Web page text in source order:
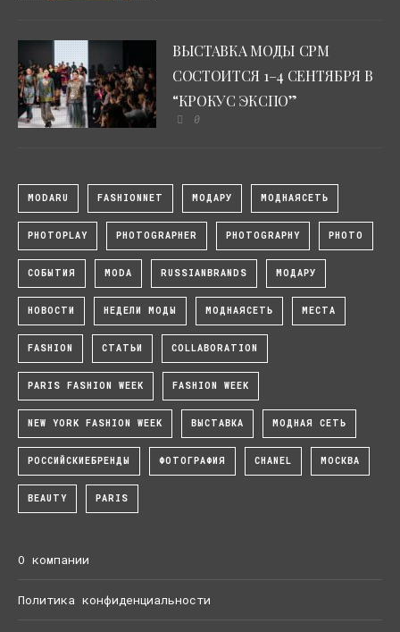
ВЫСТАВКА МОДЫ CPM
СОСТОИТСЯ 1–4 СЕНТЯБРЯ В
“КРОКУС ЭКСПО”
0
MODARU FASHIONNET МОДАРУ МОДНАЯСЕТЬ
PHOTOPLAY PHOTOGRAPHER PHOTOGRAPHY PHOTO
СОБЫТИЯ MODA RUSSIANBRANDS МОДАРУ
НОВОСТИ НЕДЕЛИ МОДЫ МОДНАЯСЕТЬ МЕСТА
FASHION СТАТЬИ COLLABORATION
PARIS FASHION WEEK FASHION WEEK
NEW YORK FASHION WEEK ВЫСТАВКА МОДНАЯ СЕТЬ
РОССИЙСКИЕБРЕНДЫ ФОТОГРАФИЯ CHANEL МОСКВА
BEAUTY PARIS
О компании
Политика конфиденциальности